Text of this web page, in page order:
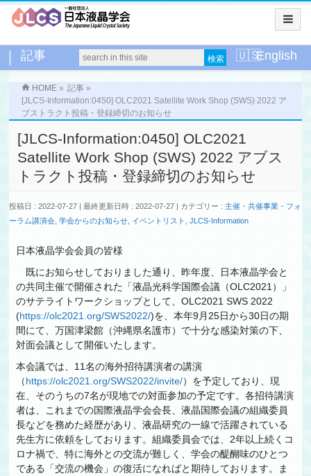
記事 English
HOME » 記事 »
[JLCS-Information:0450] OLC2021 Satellite Work Shop (SWS) 2022 ア
ブストラクト投稿・登録締切のお知らせ
[JLCS-Information:0450] OLC2021
Satellite Work Shop (SWS) 2022 アブス
トラクト投稿・登録締切のお知らせ
投稿日 : 2022-07-27 最終更新日時 : 2022-07-27 カテゴリー :主催・共催事業・フォ
ーラム講演会 ,学会からのお知らせ イベントリスト ,JLCS-Information
日本液晶学会会員の皆様
既にお知らせしておりました通り、昨年度、日本液晶学会と
の共同主催で開催された「液晶光科学国際会議（OLC2021）」
のサテライトワークショップとして、OLC2021 SWS 2022
(https://olc2021.org/SWS2022/)を、本年9月25日から30日の期
間にて、万国津梁館（沖縄県名護市）で十分な感染対策の下、
対面会議として開催いたします。
本会議では、11名の海外招待講演者の講演
（https://olc2021.org/SWS2022/invite/）を予定しており、現
在、そのうちの7名が現地での対面参加の予定です。各招待講演
者は、これまでの国際液晶学会会長、液晶国際会議の組織委員
長などを務めた経歴があり、液晶研究の一線で活躍されている
先生方に依頼をしております。組織委員会では、2年以上続くコ
ロナ禍で、特に海外との交流が難しく、学会の醍醐味のひとつ
である「交流の機会」の復活になればと期待しております。ま